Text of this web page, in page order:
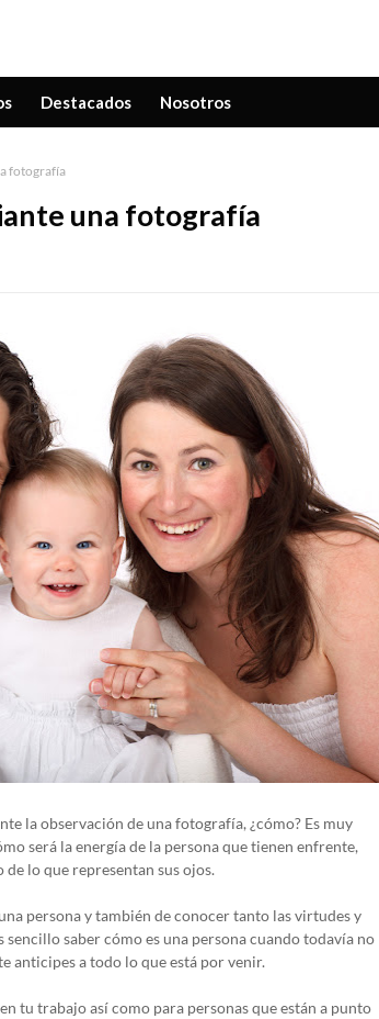
Destacados Nosotros
fotografía
una fotografía
la observación de una fotografía, ¿cómo? Es muy
será la energía de la persona que tienen enfrente,
lo que representan sus ojos.
persona y también de conocer tanto las virtudes y
saber cómo es una persona cuando todavía no
anticipes a todo lo que está por venir.
tu trabajo así como para personas que están a punto